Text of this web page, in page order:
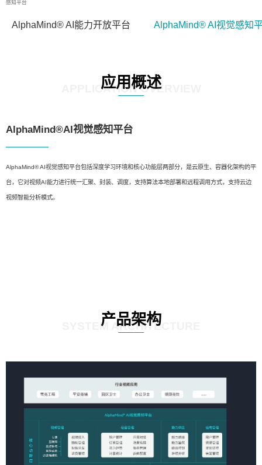
感知平台
AlphaMind® AI能力开放平台 AlphaMind® AI视觉感知
应用概述
APPLICATION OVERVIEW
AlphaMind®AI视觉感知平台
AlphaMind® AI视觉感知平台包括深度学习环境和核心功能层两部分，是云原生、容器化架构的平
台，它对视频AI能力进行统一汇聚、封装、调度，支持算法本地部署和远程调用方式，支持云边
视频智能分析模式。
产品架构
SYSTEM ARCHITECTURE